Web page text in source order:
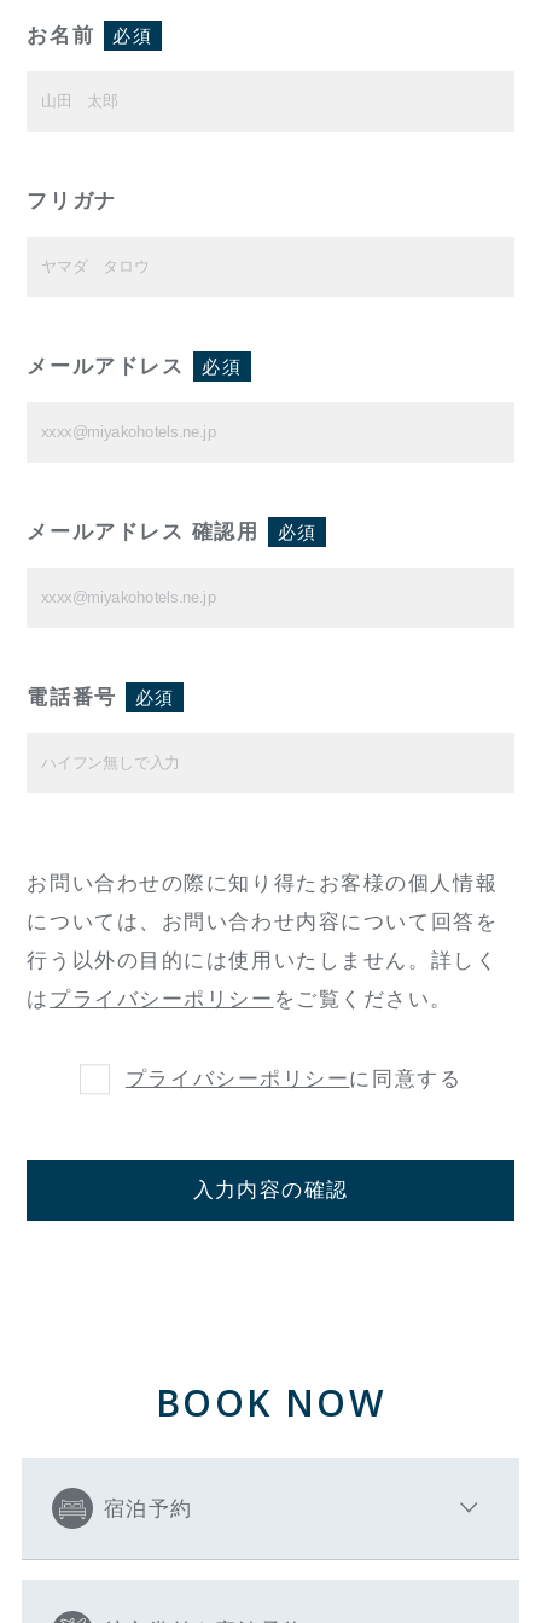
お名前 必須
フリガナ
メールアドレス 必須
メールアドレス 確認用 必須
電話番号 必須
お問い合わせの際に知り得たお客様の個人情報
については、 お問い合わせ内容について回答を
行う以外の目的には使用いたしません。 詳しく
は プライバシーポリシー をご覧ください。
プライバシーポリシーに同意する
入力内容の確認
BOOK NOW
宿泊予約